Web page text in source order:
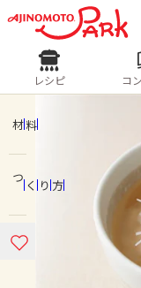
ログ
ホーム
コンテ
レシピ
人気の食材・
きゅうり
ピーマン
レシピ コ
材料
つくり方